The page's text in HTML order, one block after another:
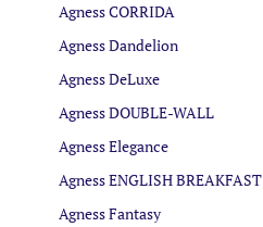
Agness CORRIDA
Agness Dandelion
Agness DeLuxe
Agness DOUBLE-WALL
Agness Elegance
Agness ENGLISH BREAKFAST
Agness Fantasy